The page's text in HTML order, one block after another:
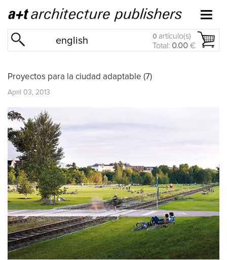
english 0 artículo(s)
Total: 0.00 €
Proyectos para la ciudad adaptable (7)
April 03, 2013